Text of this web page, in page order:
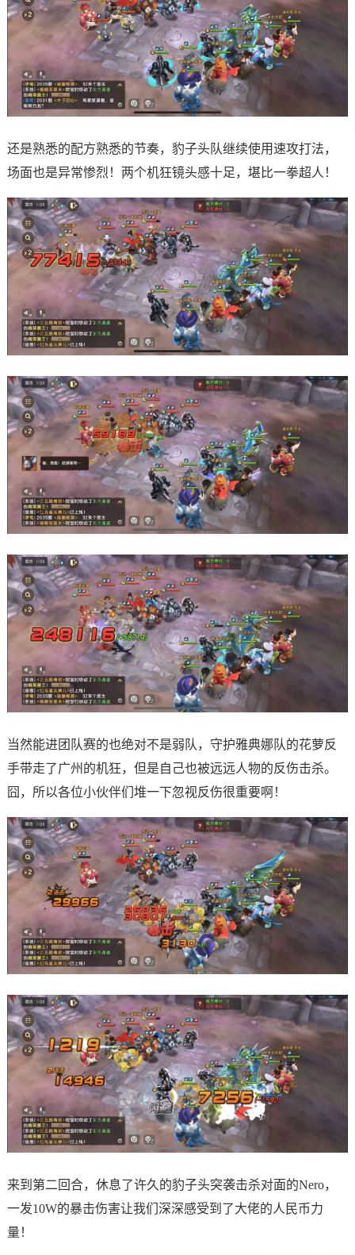
还是熟悉的配方熟悉的节奏，豹子头队继续使用速攻打法，
场面也是异常惨烈！两个机狂镜头感十足，堪比一拳超人！
当然能进团队赛的也绝对不是弱队，守护雅典娜队的花萝反
手带走了广州的机狂，但是自己也被远远人物的反伤击杀。
囧，所以各位小伙伴们堆一下忽视反伤很重要啊！
来到第二回合，休息了许久的豹子头突袭击杀对面的Nero，
一发10W的暴击伤害让我们深深感受到了大佬的人民币力
量！